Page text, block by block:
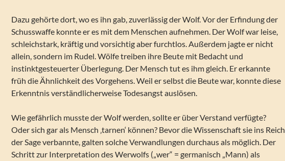
Dazu gehörte dort, wo es ihn gab, zuverlässig der Wolf. Vor der Erfindung der
Schusswaffe konnte er es mit dem Menschen aufnehmen. Der Wolf war leise,
schleichstark, kräftig und vorsichtig aber furchtlos. Außerdem jagte er nicht
allein, sondern im Rudel. Wölfe treiben ihre Beute mit Bedacht und
instinktgesteuerter Überlegung. Der Mensch tut es ihm gleich. Er erkannte
früh die Ähnlichkeit des Vorgehens. Weil er selbst die Beute war, konnte diese
Erkenntnis verständlicherweise Todesangst auslösen.
Wie gefährlich musste der Wolf werden, sollte er über Verstand verfügte?
Oder sich gar als Mensch ‚tarnen‘ können? Bevor die Wissenschaft sie ins Reich
der Sage verbannte, galten solche Verwandlungen durchaus als möglich. Der
Schritt zur Interpretation des Werwolfs („wer“ = germanisch „Mann) als